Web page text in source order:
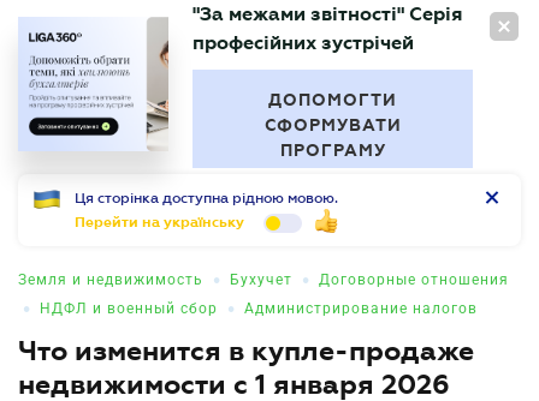
RU
БУХГАЛТЕР
"За межами звітності" Серія
професійних зустрічей
ДОПОМОГТИ
СФОРМУВАТИ
ПРОГРАМУ
Ця сторінка доступна рідною мовою.
Перейти на українську
Земля и недвижимость • Бухучет • Договорные отношения
• НДФЛ и военный сбор • Администрирование налогов
Что изменится в купле-продаже
недвижимости с 1 января 2026